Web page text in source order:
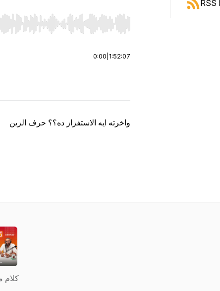
Home/End to jump to start or end. Hold shift to jump
0:00 1:52:07
واخرته ايه الاستفزاز ده؟؟ حرف الزين
RSS
كلام